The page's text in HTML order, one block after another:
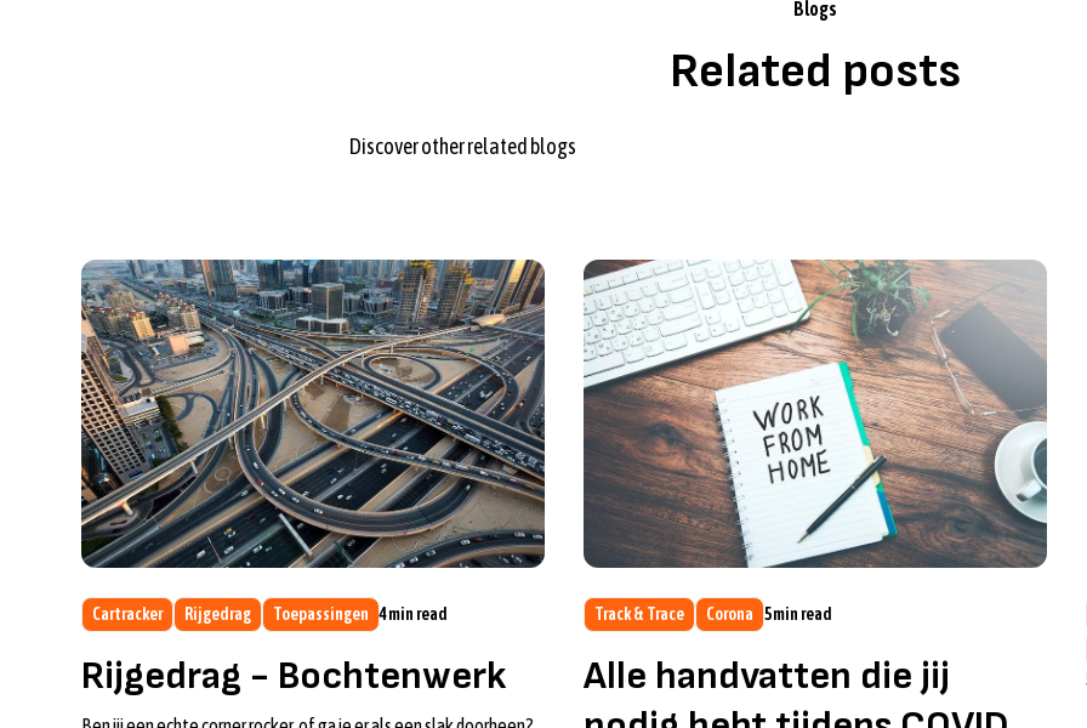
Blogs
Related posts
Discover other related blogs
Cartracker Rijgedrag Toepassingen 4min read
Rijgedrag - Bochtenwerk
Track & Trace Corona 5min read
Alle handvatten die jij